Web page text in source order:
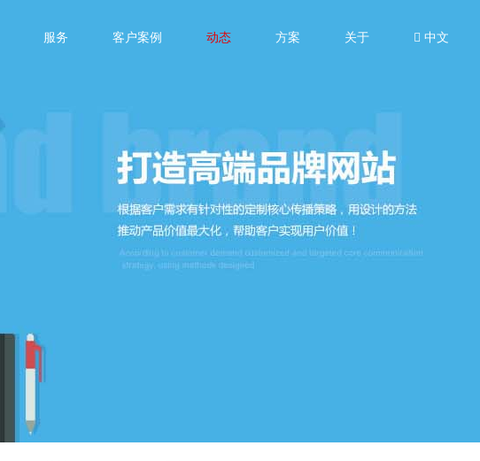
服务 客户案例 动态 方案 关于 中文